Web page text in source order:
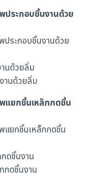
ประกอบชิ้นงานด้วย
ประกอบชิ้นงานด้วย
นด้วยลิ่ม
านด้วยลิ่ม
แยกชิ้นเหล็กกดชิ้น
แยกชิ้นเหล็กกดชิ้น
ดชิ้นงาน
กดชิ้นงาน